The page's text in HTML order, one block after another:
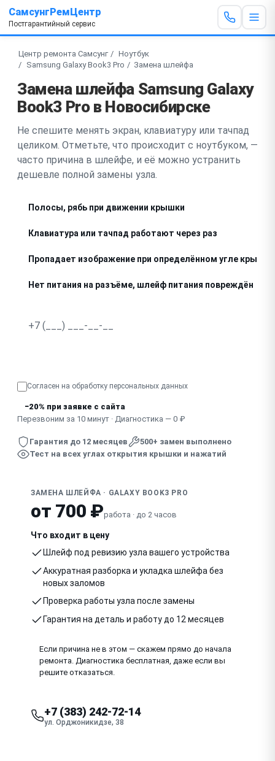
СамсунгРемЦентр
Постгарантийный сервис
Центр ремонта Самсунг
Ноутбук
Samsung Galaxy Book3 Pro
Замена шлейфа
Замена шлейфа Samsung Galaxy
Book3 Pro в Новосибирске
Не спешите менять экран, клавиатуру или тачпад
целиком. Отметьте, что происходит с ноутбуком, —
часто причина в шлейфе, и её можно устранить
дешевле полной замены узла.
Полосы, рябь при движении крышки
Клавиатура или тачпад работают через раз
Пропадает изображение при определённом угле крышки
Нет питания на разъёме, шлейф питания повреждён
Согласен на обработку персональных данных
−20% при заявке с сайта
Перезвоним за 10 минут · Диагностика — 0 ₽
Гарантия до 12 месяцев
500+ замен выполнено
Тест на всех углах открытия крышки и нажатий
ЗАМЕНА ШЛЕЙФА · GALAXY BOOK3 PRO
от 700 ₽работа · до 2 часов
Что входит в цену
Шлейф под ревизию узла вашего устройства
Аккуратная разборка и укладка шлейфа без
новых заломов
Проверка работы узла после замены
Гарантия на деталь и работу до 12 месяцев
Если причина не в этом — скажем прямо до начала
ремонта. Диагностика бесплатная, даже если вы
решите отказаться.
+7 (383) 242-72-14
ул. Орджоникидзе, 38